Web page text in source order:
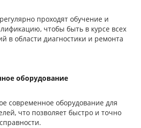
проходят обучение и
чтобы быть в курсе всех
в области диагностики и ремонта
оборудование
современное оборудование для
что позволяет быстро и точно